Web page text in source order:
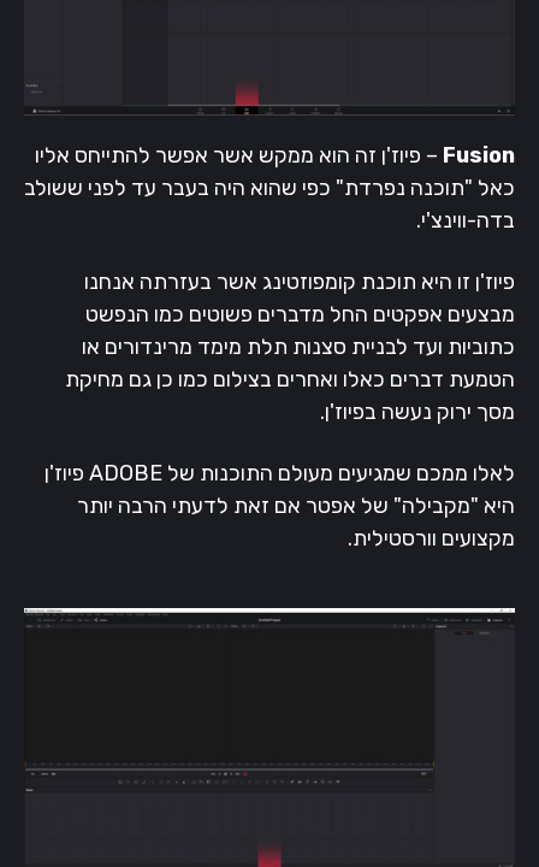
Fusion – פיוז'ן זה הוא ממקש אשר אפשר להתייחס אליו
כאל "תוכנה נפרדת" כפי שהוא היה בעבר עד לפני ששולב
בדה-ווינצ'י.
פיוז'ן זו היא תוכנת קומפוזטינג אשר בעזרתה אנחנו
מבצעים אפקטים החל מדברים פשוטים כמו הנפשט
כתוביות ועד לבניית סצנות תלת מימד מרינדורים או
הטמעת דברים כאלו ואחרים בצילום כמו כן גם מחיקת
מסך ירוק נעשה בפיוז'ן.
לאלו ממכם שמגיעים מעולם התוכנות של ADOBE פיוז'ן
היא "מקבילה" של אפטר אם זאת לדעתי הרבה יותר
מקצועים וורסטילית.